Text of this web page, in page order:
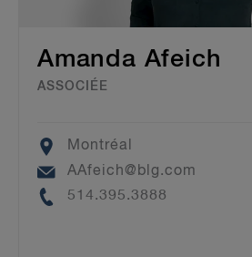
Amanda Afeich
ASSOCIÉE
Location
Montréal
Email
AAfeich@blg.com
Phone
514.395.3888